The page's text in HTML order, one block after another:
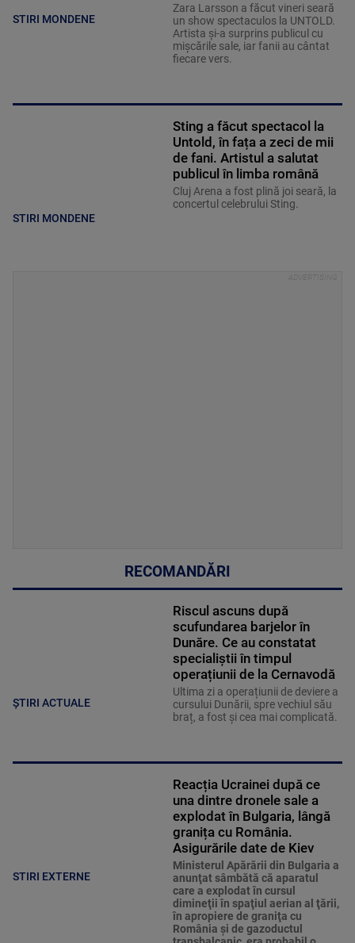
STIRI MONDENE
Zara Larsson a făcut vineri seară
un show spectaculos la UNTOLD.
Artista și-a surprins publicul cu
mișcările sale, iar fanii au cântat
fiecare vers.
STIRI MONDENE
Sting a făcut spectacol la
Untold, în fața a zeci de mii
de fani. Artistul a salutat
publicul în limba română
Cluj Arena a fost plină joi seară, la
concertul celebrului Sting.
RECOMANDĂRI
ȘTIRI ACTUALE
Riscul ascuns după
scufundarea barjelor în
Dunăre. Ce au constatat
specialiștii în timpul
operațiunii de la Cernavodă
Ultima zi a operațiunii de deviere a
cursului Dunării, spre vechiul său
braț, a fost și cea mai complicată.
STIRI EXTERNE
Reacția Ucrainei după ce
una dintre dronele sale a
explodat în Bulgaria, lângă
granița cu România.
Asigurările date de Kiev
Ministerul Apărării din Bulgaria a
anunţat sâmbătă că aparatul
care a explodat în cursul
dimineţii în spaţiul aerian al ţării,
în apropiere de graniţa cu
România şi de gazoductul